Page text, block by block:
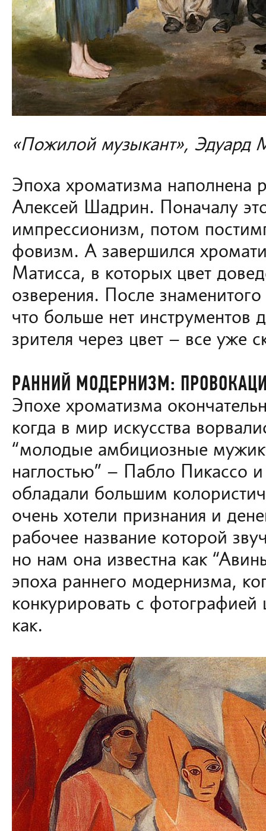
«Пожилой музыкант», Эдуард
Эпоха хроматизма наполнена
Алексей Шадрин. Поначалу
импрессионизм, потом
фовизм. А завершился
Матисса, в которых цвет
озверения. После
что больше нет инструментов
зрителя через цвет – все уже
РАННИЙ МОДЕРНИЗМ:
Эпохе хроматизма
когда в мир искусства
“молодые амбициозные
наглостью” – Пабло Пикассо
обладали большим
очень хотели признания и
рабочее название которой
но нам она известна как
эпоха раннего модернизма,
конкурировать с
как.